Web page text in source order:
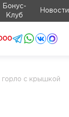
Бонус-
Клуб
Новости
с крышкой